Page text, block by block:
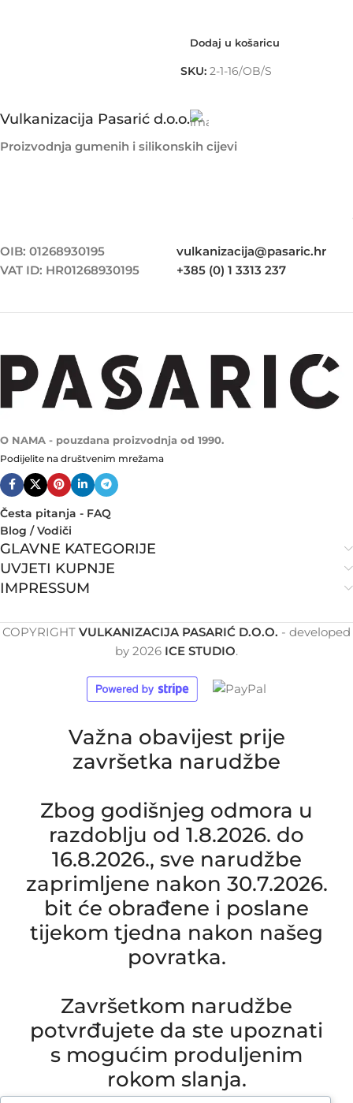
Dodaj u košaricu
SKU: 2-1-16/OB/S
Vulkanizacija Pasarić d.o.o.
Proizvodnja gumenih i silikonskih cijevi
OIB: 01268930195
VAT ID: HR01268930195
vulkanizacija@pasaric.hr
+385 (0) 1 3313 237
O NAMA - pouzdana proizvodnja od 1990.
Podijelite na društvenim mrežama
Česta pitanja - FAQ
Blog / Vodiči
GLAVNE KATEGORIJE
UVJETI KUPNJE
IMPRESSUM
COPYRIGHT VULKANIZACIJA PASARIĆ D.O.O. - developed
by 2026 ICE STUDIO.
Važna obavijest prije
završetka narudžbe
Zbog godišnjeg odmora u
razdoblju od 1.8.2026. do
16.8.2026., sve narudžbe
zaprimljene nakon 30.7.2026.
bit će obrađene i poslane
tijekom tjedna nakon našeg
povratka.
Završetkom narudžbe
potvrđujete da ste upoznati
s mogućim produljenim
rokom slanja.